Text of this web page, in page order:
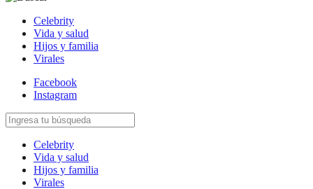
Celebrity
Vida y salud
Hijos y familia
Virales
Facebook
Instagram
Celebrity
Vida y salud
Hijos y familia
Virales